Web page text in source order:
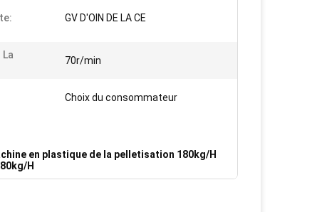
GV D'OIN DE LA CE
70r/min
Choix du consommateur
en plastique de la pelletisation 180kg/H
H